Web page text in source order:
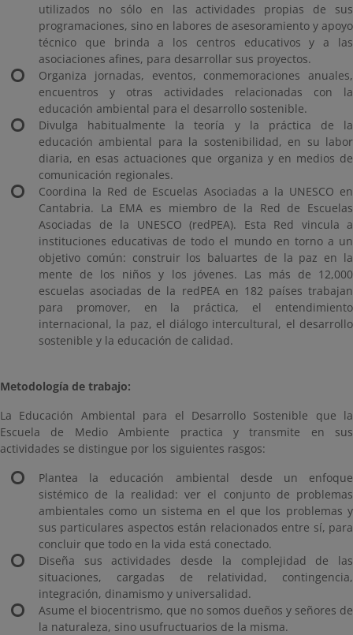
utilizados no sólo en las actividades propias de sus
programaciones, sino en labores de asesoramiento y apoyo
técnico que brinda a los centros educativos y a las
asociaciones afines, para desarrollar sus proyectos.
Organiza jornadas, eventos, conmemoraciones anuales,
encuentros y otras actividades relacionadas con la
educación ambiental para el desarrollo sostenible.
Divulga habitualmente la teoría y la práctica de la
educación ambiental para la sostenibilidad, en su labor
diaria, en esas actuaciones que organiza y en medios de
comunicación regionales.
Coordina la Red de Escuelas Asociadas a la UNESCO en
Cantabria. La EMA es miembro de la Red de Escuelas
Asociadas de la UNESCO (redPEA). Esta Red vincula a
instituciones educativas de todo el mundo en torno a un
objetivo común: construir los baluartes de la paz en la
mente de los niños y los jóvenes. Las más de 12,000
escuelas asociadas de la redPEA en 182 países trabajan
para promover, en la práctica, el entendimiento
internacional, la paz, el diálogo intercultural, el desarrollo
sostenible y la educación de calidad.
Metodología de trabajo:
La Educación Ambiental para el Desarrollo Sostenible que la
Escuela de Medio Ambiente practica y transmite en sus
actividades se distingue por los siguientes rasgos:
Plantea la educación ambiental desde un enfoque
sistémico de la realidad: ver el conjunto de problemas
ambientales como un sistema en el que los problemas y
sus particulares aspectos están relacionados entre sí, para
concluir que todo en la vida está conectado.
Diseña sus actividades desde la complejidad de las
situaciones, cargadas de relatividad, contingencia,
integración, dinamismo y universalidad.
Asume el biocentrismo, que no somos dueños y señores de
la naturaleza, sino usufructuarios de la misma.